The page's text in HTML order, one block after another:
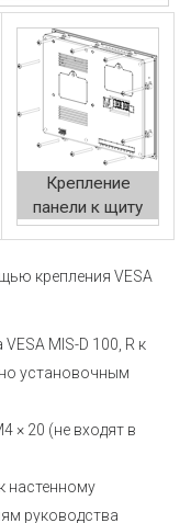
Крепление
панели к щиту
крепления VESA
MIS-D 100, R к
установочным
× 20 (не входят в
настенному
руководства